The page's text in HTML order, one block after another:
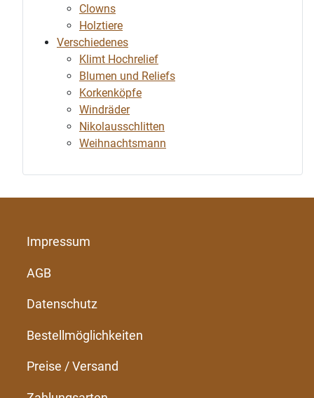
Clowns
Holztiere
Verschiedenes
Klimt Hochrelief
Blumen und Reliefs
Korkenköpfe
Windräder
Nikolausschlitten
Weihnachtsmann
Impressum
AGB
Datenschutz
Bestellmöglichkeiten
Preise / Versand